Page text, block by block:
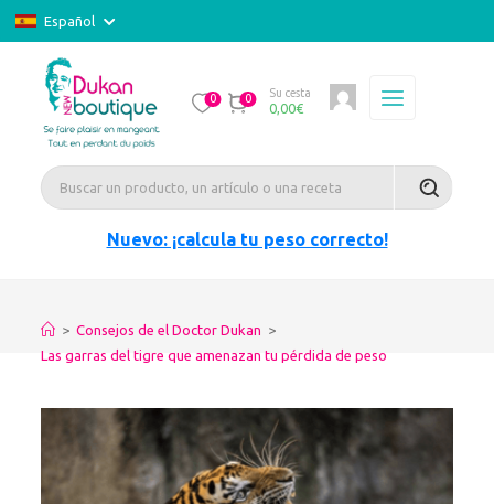
Español
0 0 Su cesta
0,00€
Nuevo: ¡calcula tu peso correcto!
> Consejos de el Doctor Dukan >
Las garras del tigre que amenazan tu pérdida de peso